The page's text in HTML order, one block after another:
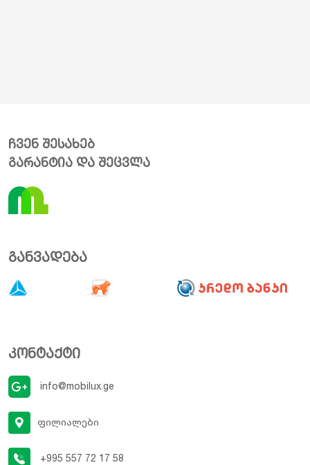
ჩვენ შესახებ
გარანტია და შეცვლა
განვადება
კონტაქტი
info@mobilux.ge
ფილიალები
+995 557 72 17 58